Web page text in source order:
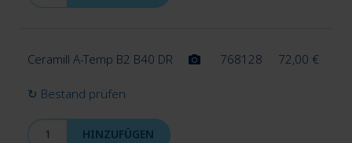
Ceramill A-Temp B2 B40 DR 768128 72,00 €
↻ Bestand prüfen
HINZUFÜGEN